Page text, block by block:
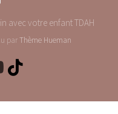
avec votre enfant TDAH
parThème Hueman